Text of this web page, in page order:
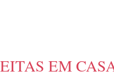
EM